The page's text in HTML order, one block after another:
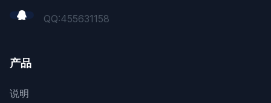
QQ:455631158
产品
说明